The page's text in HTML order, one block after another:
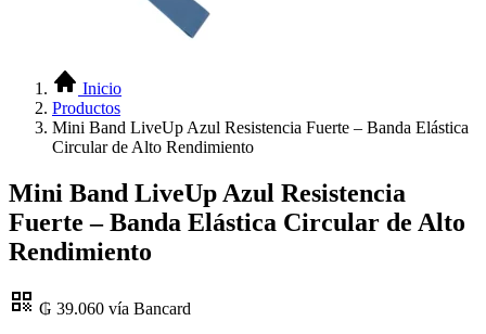
Inicio
Productos
Mini Band LiveUp Azul Resistencia Fuerte – Banda Elástica
Circular de Alto Rendimiento
Mini Band LiveUp Azul Resistencia
Fuerte – Banda Elástica Circular de Alto
Rendimiento
₲ 39.060 vía Bancard